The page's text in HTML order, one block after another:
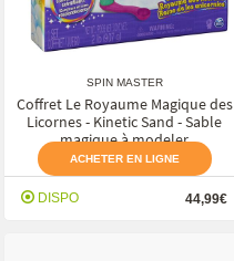
SPIN MASTER
Coffret Le Royaume Magique des
Licornes - Kinetic Sand - Sable
magique à modeler
ACHETER EN LIGNE
DISPO 44,99€